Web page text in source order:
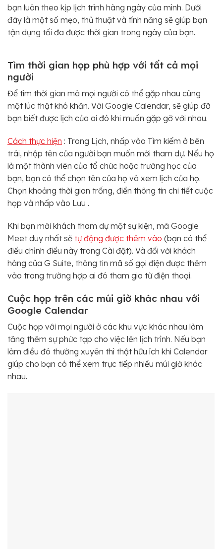
bạn luôn theo kịp lịch trình hàng ngày của mình. Dưới
đây là một số mẹo, thủ thuật và tính năng sẽ giúp bạn
tận dụng tối đa được thời gian trong ngày của bạn.
Tìm thời gian họp phù hợp với tất cả mọi
người
Để tìm thời gian mà mọi người có thể gặp nhau cùng
một lúc thật khó khăn. Với Google Calendar, sẽ giúp đỡ
bạn biết được lịch của ai đó khi muốn gặp gỡ với nhau.
Cách thực hiện : Trong Lịch, nhấp vào Tìm kiếm ở bên
trái, nhập tên của người bạn muốn mời tham dự. Nếu họ
là một thành viên của tổ chức hoặc trường học của
bạn, bạn có thể chọn tên của họ và xem lịch của họ.
Chọn khoảng thời gian trống, điền thông tin chi tiết cuộc
họp và nhấp vào Lưu .
Khi bạn mời khách tham dự một sự kiện, mã Google
Meet duy nhất sẽ tự động được thêm vào (bạn có thể
điều chỉnh điều này trong Cài đặt). Và đối với khách
hàng của G Suite, thông tin mã số gọi điện được thêm
vào trong trường hợp ai đó tham gia từ điện thoại.
Cuộc họp trên các múi giờ khác nhau với
Google Calendar
Cuộc họp với mọi người ở các khu vực khác nhau làm
tăng thêm sự phức tạp cho việc lên lịch trình. Nếu bạn
làm điều đó thường xuyên thì thật hữu ích khi Calendar
giúp cho bạn có thể xem trực tiếp nhiều múi giờ khác
nhau.